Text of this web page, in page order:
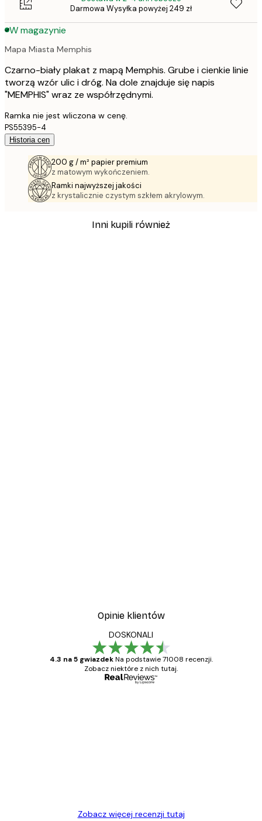
Darmowa Wysyłka powyżej 249 zł
W magazynie
Mapa Miasta Memphis
Czarno-biały plakat z mapą Memphis. Grube i cienkie linie
tworzą wzór ulic i dróg. Na dole znajduje się napis
"MEMPHIS" wraz ze współrzędnymi.
Ramka nie jest wliczona w cenę.
PS55395-4
Historia cen
200 g / m² papier premium
z matowym wykończeniem.
Ramki najwyższej jakości
z krystalicznie czystym szkłem akrylowym.
Inni kupili również
Opinie klientów
DOSKONALI
4.3 na 5 gwiazdek Na podstawie 71008 recenzji.
Zobacz niektóre z nich tutaj.
Zobacz więcej recenzji tutaj